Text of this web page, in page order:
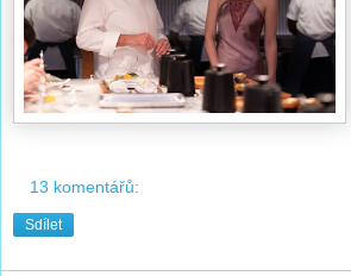
13 komentářů:
Sdílet